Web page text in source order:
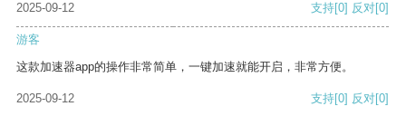
2025-09-12 支持[0] 反对[0]
游客
这款加速器app的操作非常简单，一键加速就能开启，非常方便。
2025-09-12 支持[0] 反对[0]